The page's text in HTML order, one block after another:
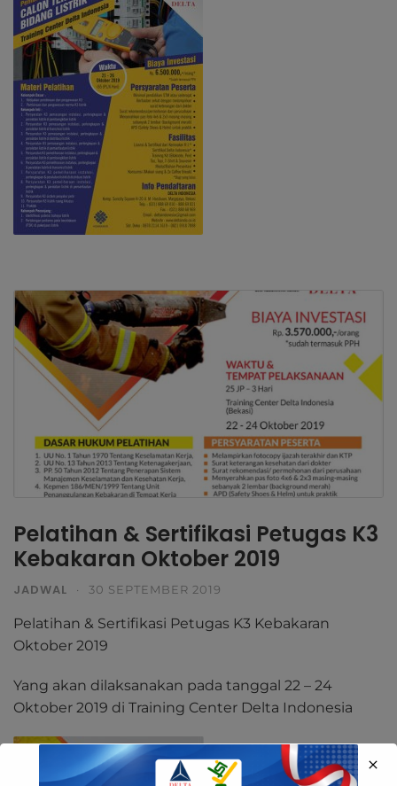
Pelatihan & Sertifikasi Petugas K3
Kebakaran Oktober 2019
JADWAL · 30 SEPTEMBER 2019
Pelatihan & Sertifikasi Petugas K3 Kebakaran
Oktober 2019
Yang akan dilaksanakan pada tanggal 22 – 24
Oktober 2019 di Training Center Delta Indonesia